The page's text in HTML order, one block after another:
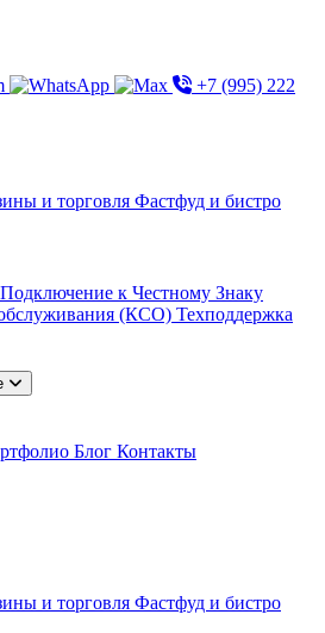
+7 (995) 222
и торговля Фастфуд и бистро
Подключение к Честному Знаку
(КСО) Техподдержка
Блог Контакты
и торговля Фастфуд и бистро